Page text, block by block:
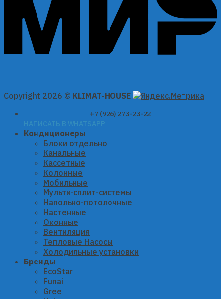
Copyright 2026 © KLIMAT-HOUSE
+7 (926) 273-23-22
НАПИСАТЬ В WHATSAPP
Кондиционеры
Блоки отдельно
Канальные
Кассетные
Колонные
Мобильные
Мульти-сплит-системы
Напольно-потолочные
Настенные
Оконные
Вентиляция
Тепловые Насосы
Холодильные установки
Бренды
EcoStar
Funai
Gree